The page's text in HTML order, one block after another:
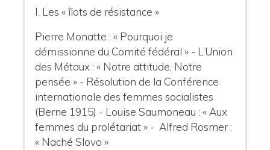
I. Les « îlots de résistance »
Pierre Monatte : « Pourquoi je
démissionne du Comité fédéral » - L’Union
des Métaux : « Notre attitude, Notre
pensée » - Résolution de la Conférence
internationale des femmes socialistes
(Berne 1915) - Louise Saumoneau : « Aux
femmes du prolétariat » - Alfred Rosmer :
« Naché Slovo »